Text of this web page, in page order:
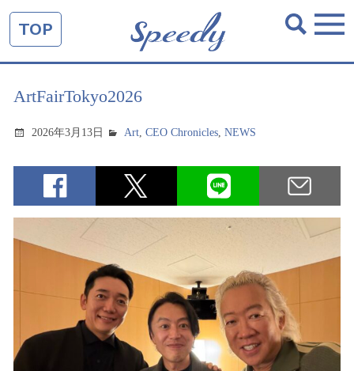
TOP
ArtFairTokyo2026
2026年3月13日 Art,CEO Chronicles,NEWS